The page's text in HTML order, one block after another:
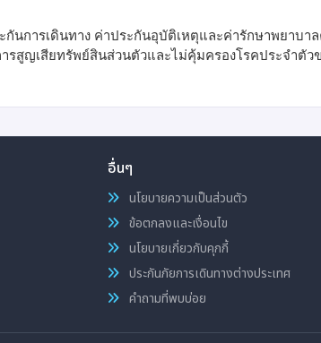
กันการเดินทาง ค่าประกันอุบัติเหตุและค่ารักษาพยาบา
สูญเสียทรัพย์สินส่วนตัวและไม่คุ้มครองโรคประจำตัว
อื่นๆ
นโยบายความเป็นส่วนตัว
ข้อตกลงและเงื่อนไข
นโยบายเกี่ยวกับคุกกี้
ประกันภัยการเดินทางต่างประเทศ
คำถามที่พบบ่อย